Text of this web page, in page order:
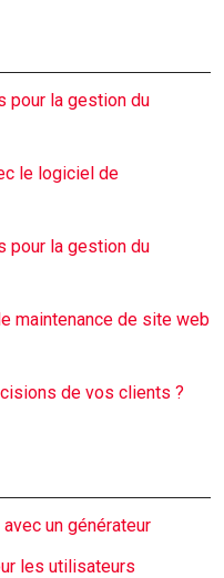
pour la gestion du
le logiciel de
pour la gestion du
maintenance de site web
de vos clients ?
un générateur
les utilisateurs